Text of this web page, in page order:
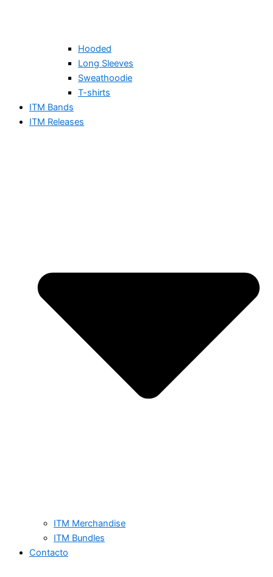
Hooded
Long Sleeves
Sweathoodie
T-shirts
ITM Bands
ITM Releases
ITM Merchandise
ITM Bundles
Contacto